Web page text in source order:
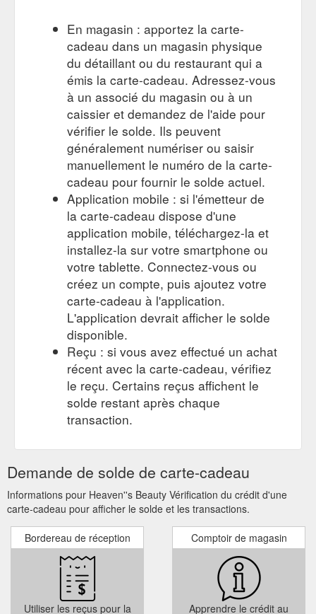
En magasin : apportez la carte-
cadeau dans un magasin physique
du détaillant ou du restaurant qui a
émis la carte-cadeau. Adressez-vous
à un associé du magasin ou à un
caissier et demandez de l'aide pour
vérifier le solde. Ils peuvent
généralement numériser ou saisir
manuellement le numéro de la carte-
cadeau pour fournir le solde actuel.
Application mobile : si l'émetteur de
la carte-cadeau dispose d'une
application mobile, téléchargez-la et
installez-la sur votre smartphone ou
votre tablette. Connectez-vous ou
créez un compte, puis ajoutez votre
carte-cadeau à l'application.
L'application devrait afficher le solde
disponible.
Reçu : si vous avez effectué un achat
récent avec la carte-cadeau, vérifiez
le reçu. Certains reçus affichent le
solde restant après chaque
transaction.
Demande de solde de carte-cadeau
Informations pour Heaven''s Beauty Vérification du crédit d'une
carte-cadeau pour afficher le solde et les transactions.
Bordereau de réception
Utiliser les reçus pour la
Comptoir de magasin
Apprendre le crédit au